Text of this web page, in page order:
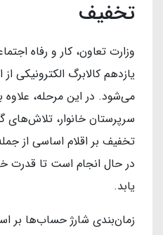
تخفیف
می‌شود. در این مرحله، علاوه
سرپرستان خانوار، تلاش‌های
تخفیف بر اقلام اساسی از
در حال انجام است تا قدرت
یابد.
زمان‌بندی شارژ حساب‌ها بر